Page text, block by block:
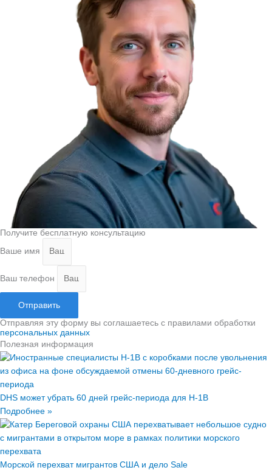
Получите бесплатную консультацию
Ваше имя
Ваш телефон
Отправить
Отправляя эту форму вы соглашаетесь с правилами обработки
персональных данных
Полезная информация
DHS может убрать 60 дней грейс-периода для H‑1B
Подробнее »
Морской перехват мигрантов США и дело Sale